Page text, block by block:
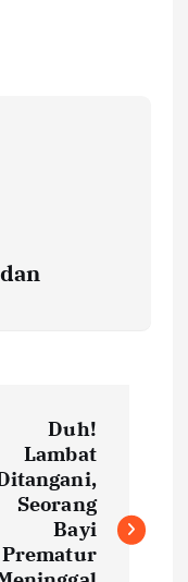
Duh!
Lambat
Seorang
Bayi
Prematur